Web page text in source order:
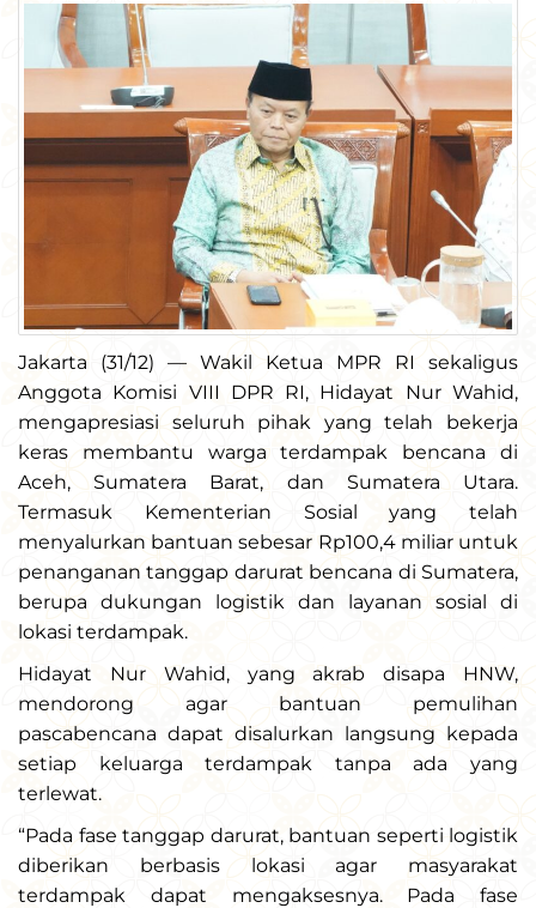
Jakarta (31/12) — Wakil Ketua MPR RI sekaligus
Anggota Komisi VIII DPR RI, Hidayat Nur Wahid,
mengapresiasi seluruh pihak yang telah bekerja
keras membantu warga terdampak bencana di
Aceh, Sumatera Barat, dan Sumatera Utara.
Termasuk Kementerian Sosial yang telah
menyalurkan bantuan sebesar Rp100,4 miliar untuk
penanganan tanggap darurat bencana di Sumatera,
berupa dukungan logistik dan layanan sosial di
lokasi terdampak.
Hidayat Nur Wahid, yang akrab disapa HNW,
mendorong agar bantuan pemulihan
pascabencana dapat disalurkan langsung kepada
setiap keluarga terdampak tanpa ada yang
terlewat.
“Pada fase tanggap darurat, bantuan seperti logistik
diberikan berbasis lokasi agar masyarakat
terdampak dapat mengaksesnya. Pada fase